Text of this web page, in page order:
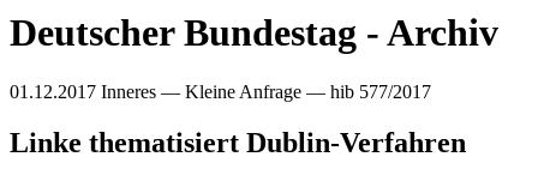
Deutscher Bundestag - Archiv
01.12.2017 Inneres — Kleine Anfrage — hib 577/2017
Linke thematisiert Dublin-Verfahren